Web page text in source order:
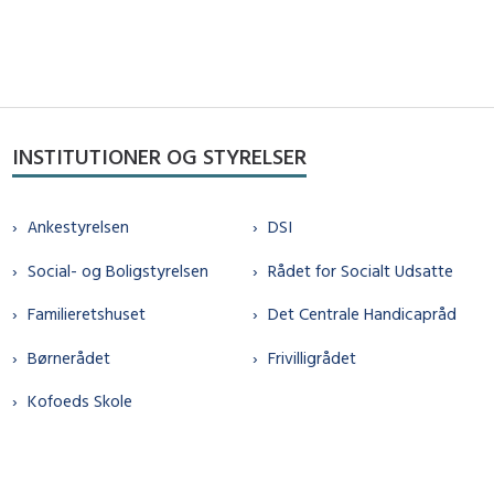
INSTITUTIONER OG STYRELSER
Ankestyrelsen
Social- og Boligstyrelsen
Familieretshuset
Børnerådet
Kofoeds Skole
DSI
Rådet for Socialt Udsatte
Det Centrale Handicapråd
Frivilligrådet